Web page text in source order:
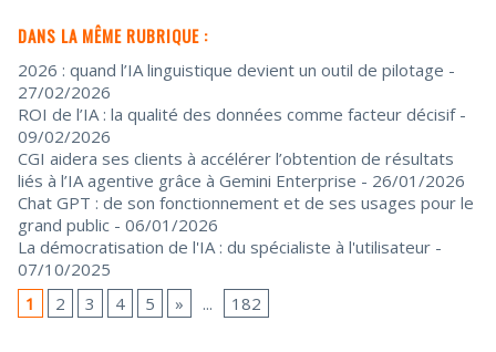
DANS LA MÊME RUBRIQUE :
2026 : quand l’IA linguistique devient un outil de pilotage -
27/02/2026
ROI de l’IA : la qualité des données comme facteur décisif -
09/02/2026
CGI aidera ses clients à accélérer l’obtention de résultats
liés à l’IA agentive grâce à Gemini Enterprise - 26/01/2026
Chat GPT : de son fonctionnement et de ses usages pour le
grand public - 06/01/2026
La démocratisation de l'IA : du spécialiste à l'utilisateur -
07/10/2025
1
2 3 4 5 » ... 182